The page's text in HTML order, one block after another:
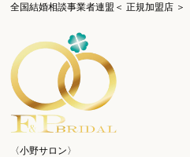
全国結婚相談事業者連盟＜ 正規加盟店 ＞
〈小野サロン〉